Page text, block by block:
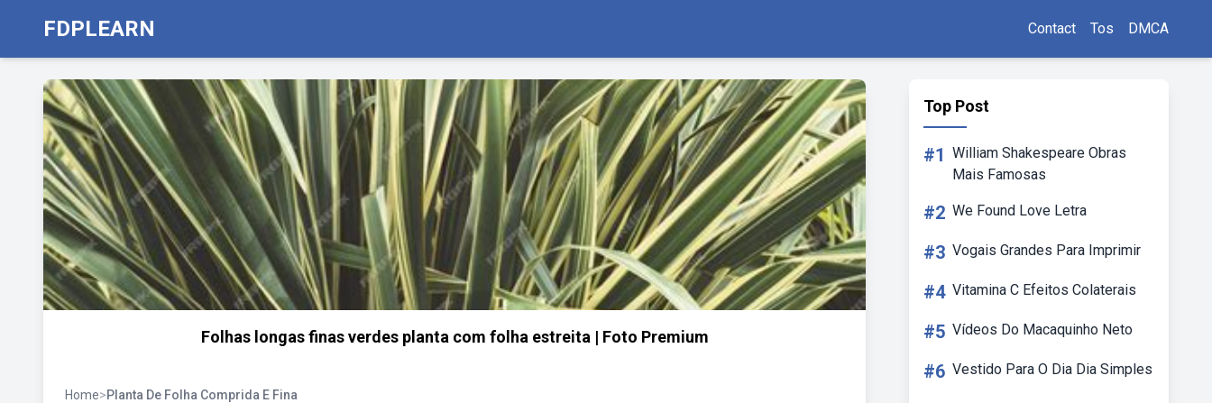
FDPLEARN Contact Tos DMCA
Folhas longas finas verdes planta com folha estreita | Foto Premium
Home>Planta De Folha Comprida E Fina
Top Post
#1 William Shakespeare Obras
Mais Famosas
#2 We Found Love Letra
#3 Vogais Grandes Para Imprimir
#4 Vitamina C Efeitos Colaterais
#5 Vídeos Do Macaquinho Neto
#6 Vestido Para O Dia Dia Simples